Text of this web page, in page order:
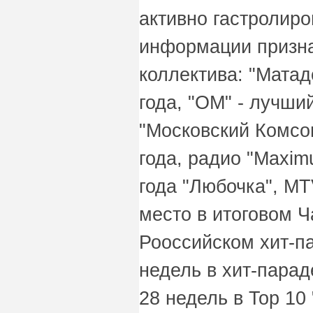
активно
информации
коллектива:
года, "ОМ" -
"Московский
года, радио
года "Любочка",
место в итоговом
Рооссийском хит-
недель в хит-
28 недель в Top